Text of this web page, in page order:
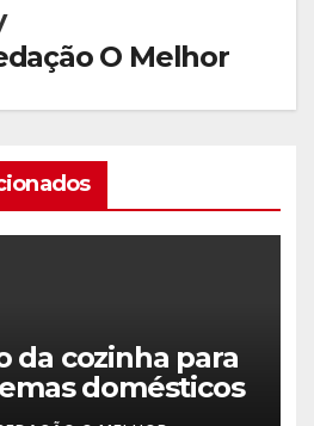
O Melhor
da cozinha para
domésticos